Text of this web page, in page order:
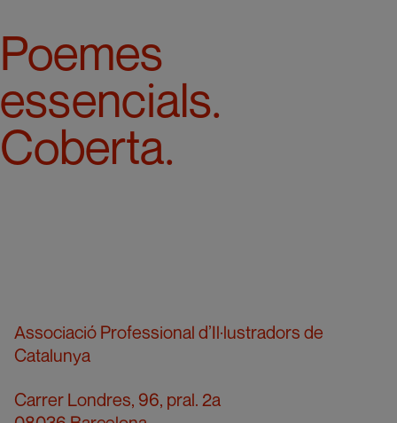
Poemes
essencials.
Coberta.
Associació Professional d’Il·lustradors de
Catalunya
Carrer Londres, 96, pral. 2a